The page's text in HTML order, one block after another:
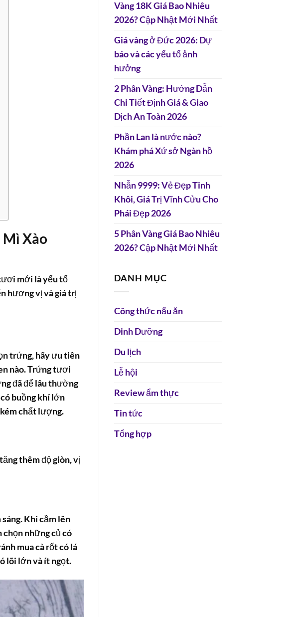
Xào
mới là yếu tố
hương vị và giá trị
trứng, hãy ưu tiên
nào. Trứng tươi
đã để lâu thường
buồng khí lớn
chất lượng.
thêm độ giòn, vị
Khi cầm lên
những củ có
mua cà rốt có lá
lõi lớn và ít ngọt.
Vàng 18K Giá Bao Nhiêu
2026? Cập Nhật Mới Nhất
Giá vàng ở Đức 2026: Dự
báo và các yếu tố ảnh
hưởng
2 Phân Vàng: Hướng Dẫn
Chi Tiết Định Giá & Giao
Dịch An Toàn 2026
Phần Lan là nước nào?
Khám phá Xứ sở Ngàn hồ
2026
Nhẫn 9999: Vẻ Đẹp Tinh
Khôi, Giá Trị Vĩnh Cửu Cho
Phái Đẹp 2026
5 Phân Vàng Giá Bao Nhiêu
2026? Cập Nhật Mới Nhất
DANH MỤC
Công thức nấu ăn
Dinh Dưỡng
Du lịch
Lễ hội
Review ẩm thực
Tin tức
Tổng hợp